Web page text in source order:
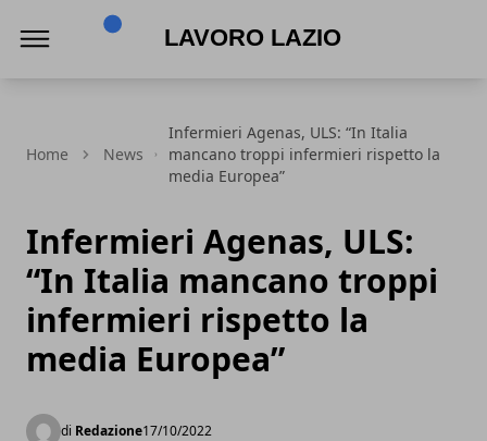
Home News
Infermieri Agenas, ULS: “In Italia
mancano troppi infermieri rispetto la
media Europea”
Infermieri Agenas, ULS:
“In Italia mancano troppi
infermieri rispetto la
media Europea”
di Redazione17/10/2022